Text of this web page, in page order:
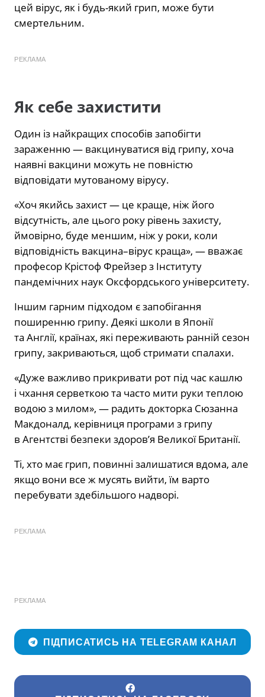
цей вірус, як і будь-який грип, може бути
смертельним.
РЕКЛАМА
Як себе захистити
Один із найкращих способів запобігти
зараженню — вакцинуватися від грипу, хоча
наявні вакцини можуть не повністю
відповідати мутованому вірусу.
«Хоч якийсь захист — це краще, ніж його
відсутність, але цього року рівень захисту,
ймовірно, буде меншим, ніж у роки, коли
відповідність вакцина–вірус краща», — вважає
професор Крістоф Фрейзер з Інституту
пандемічних наук Оксфордського університету.
Іншим гарним підходом є запобігання
поширенню грипу. Деякі школи в Японії
та Англії, країнах, які переживають ранній сезон
грипу, закриваються, щоб стримати спалахи.
«Дуже важливо прикривати рот під час кашлю
і чхання серветкою та часто мити руки теплою
водою з милом», — радить докторка Сюзанна
Макдоналд, керівниця програми з грипу
в Агентстві безпеки здоров’я Великої Британії.
Ті, хто має грип, повинні залишатися вдома, але
якщо вони все ж мусять вийти, їм варто
перебувати здебільшого надворі.
РЕКЛАМА
РЕКЛАМА
ПІДПИСАТИСЬ НА TELEGRAM КАНАЛ